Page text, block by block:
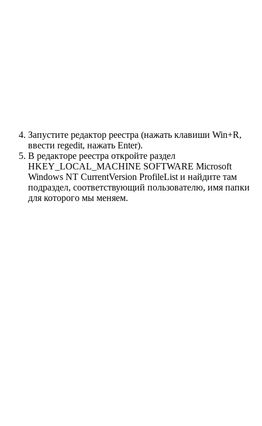
Запустите редактор реестра (нажать клавиши Win+R,
ввести regedit, нажать Enter).
В редакторе реестра откройте раздел
HKEY_LOCAL_MACHINE SOFTWARE Microsoft
Windows NT CurrentVersion ProfileList и найдите там
подраздел, соответствующий пользователю, имя папки
для которого мы меняем.